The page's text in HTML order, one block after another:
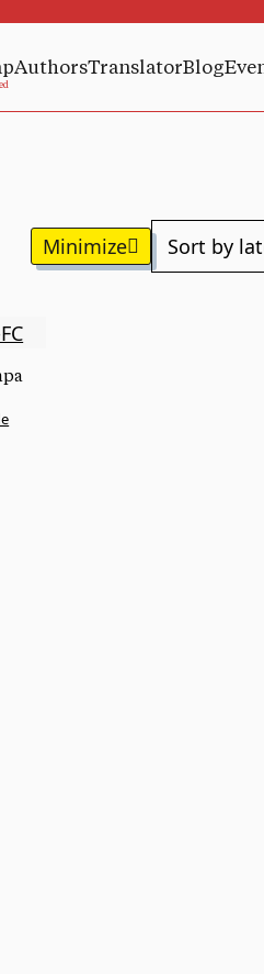
AuthorsTranslatorBlog